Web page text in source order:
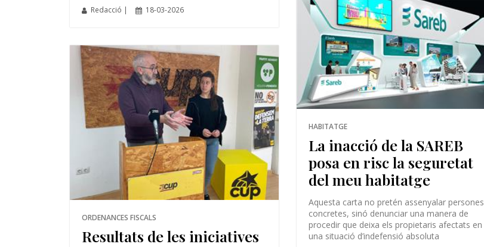
Redacció | 18-03-2026
HABITATGE
La inacció de la SAREB
posa en risc la seguretat
del meu habitatge
Aquesta carta no pretén assenyalar persones
concretes, sinó denunciar una manera de
procedir que deixa els propietaris afectats en
una situació d’indefensió absoluta
ORDENANCES FISCALS
Resultats de les iniciatives